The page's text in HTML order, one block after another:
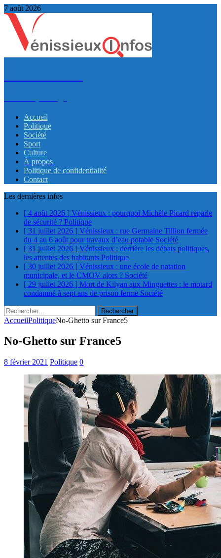
7 août 2026
Accueil
Politique
Société
Sport
Culture
À propos
Politique de confidentialité
Contact
Les dernières infos
[ 4 août 2026 ] Vénissieux : pourquoi Michèle Picard reparle
de sécurité ? Politique
[ 31 juillet 2026 ] Vénissieux : rue Germaine Tillion fermée
du 4 au 6 août pour travaux d’eau potable Société
[ 31 juillet 2026 ] Vénissieux : derrière les débats politiques,
les attentes des habitants Politique
[ 30 juillet 2026 ] Vénissieux : une école de natation
municipale, et le CMOV alors ? Société
[ 29 juillet 2026 ] Mort de Kilyan aux Minguettes : le motard
condamné à sept ans de prison ferme Société
Rechercher :
AccueilPolitiqueNo-Ghetto sur France5
No-Ghetto sur France5
8 février 2021 Politique 0